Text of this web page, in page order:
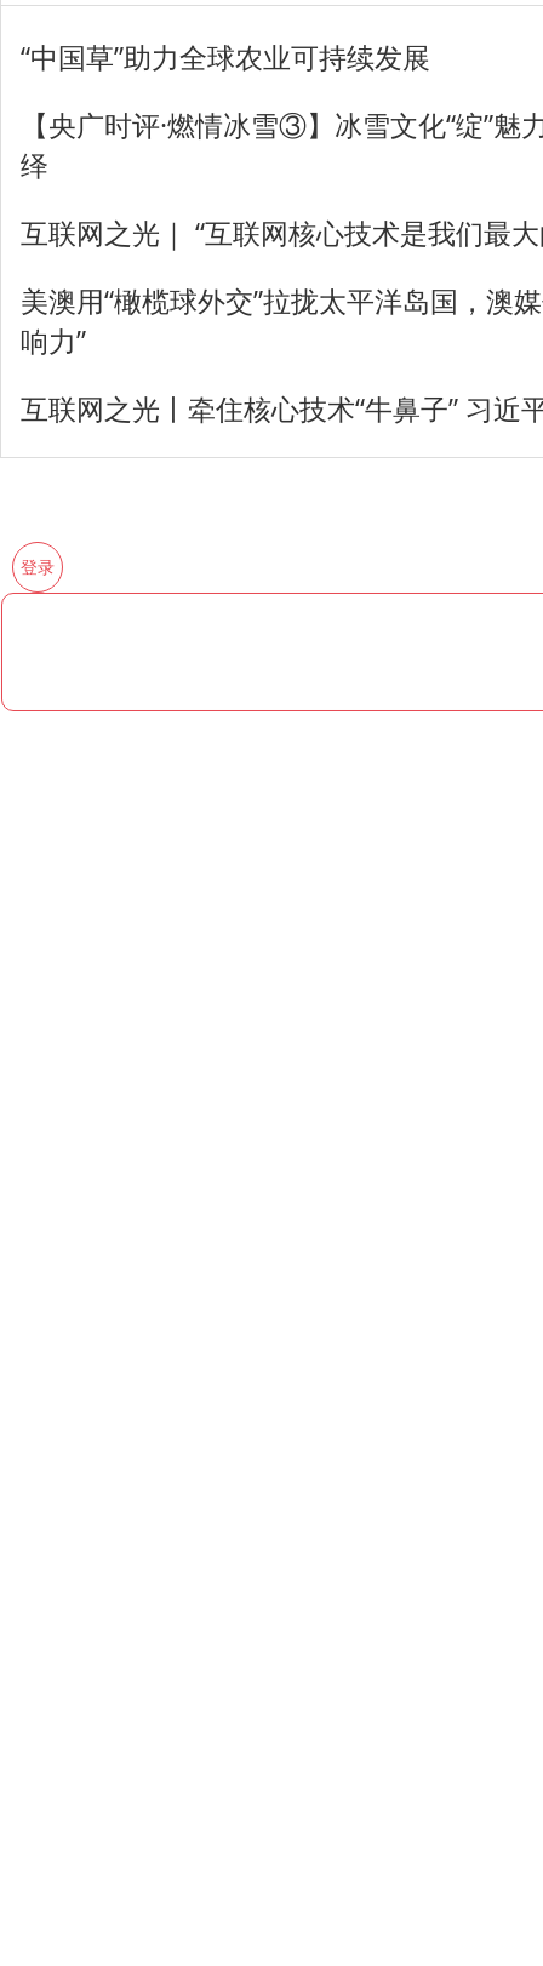
“中国草”助力全球农业可持续发展
【央广时评·燃情冰雪③】冰雪文化“绽”魅
绎
互联网之光｜ “互联网核心技术是我们最大
美澳用“橄榄球外交”拉拢太平洋岛国，澳
响力”
互联网之光丨牵住核心技术“牛鼻子” 习近
登录